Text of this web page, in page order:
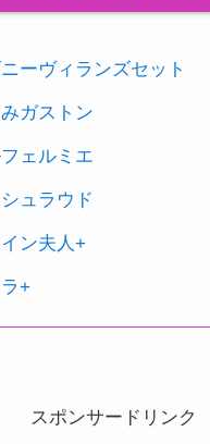
ーヴィランズセット
ガストン
ェルミエ
ュラウド
イン夫人+
+
スポンサードリンク